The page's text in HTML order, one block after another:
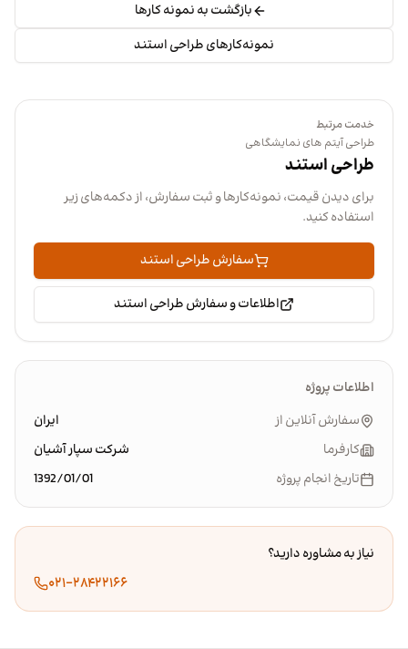
بازگشت به نمونه کارها
نمونه‌کارهای طراحی استند
خدمت مرتبط
طراحی آیتم های نمایشگاهی
طراحی استند
برای دیدن قیمت، نمونه‌کارها و ثبت سفارش، از دکمه‌های زیر
استفاده کنید.
سفارش طراحی استند
اطلاعات و سفارش طراحی استند
اطلاعات پروژه
سفارش آنلاین از
ایران
کارفرما
شرکت سپار آشیان
تاریخ انجام پروژه
1392/01/01
نیاز به مشاوره دارید؟
۰۲۱-۲۸۴۲۲۱۶۶